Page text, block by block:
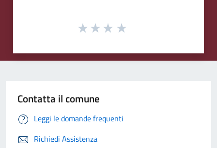
Contatta il comune
Leggi le domande frequenti
Richiedi Assistenza